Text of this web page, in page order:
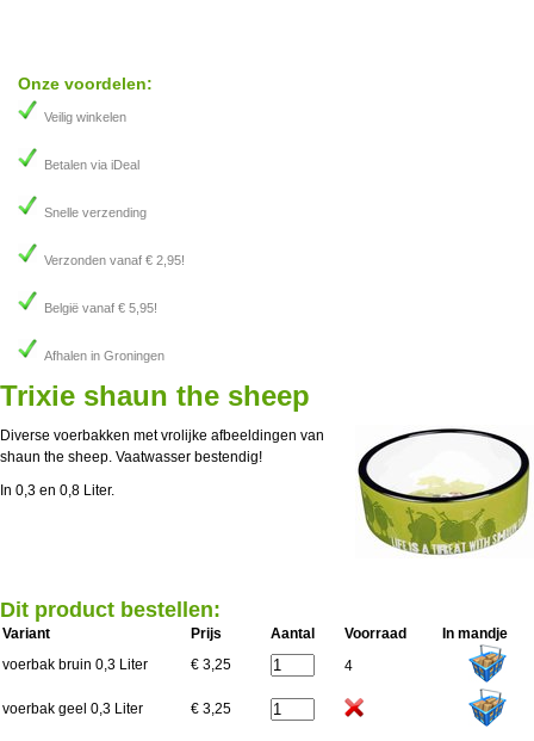
Onze voordelen:
Veilig winkelen
Betalen via iDeal
Snelle verzending
Verzonden vanaf € 2,95!
België vanaf € 5,95!
Afhalen in Groningen
Trixie shaun the sheep
Diverse voerbakken met vrolijke afbeeldingen van
shaun the sheep. Vaatwasser bestendig!
In 0,3 en 0,8 Liter.
Dit product bestellen:
Variant Prijs Aantal Voorraad
In mandje
voerbak bruin 0,3 Liter
€ 3,25 4
voerbak geel 0,3 Liter € 3,25